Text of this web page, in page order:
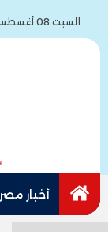
السبت 08 أغسطس 2026
أخبار مصر